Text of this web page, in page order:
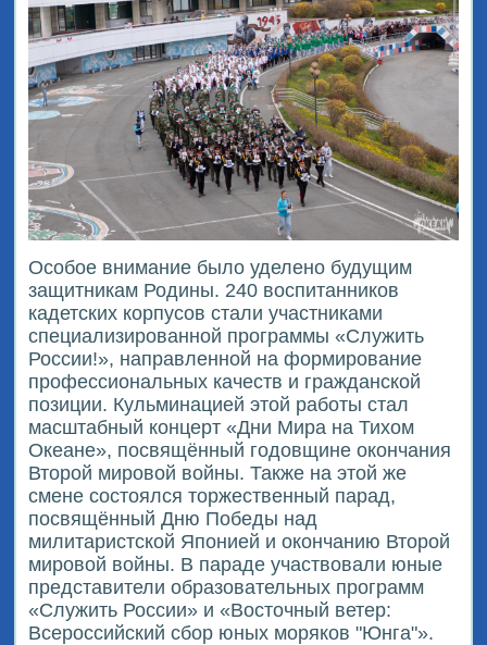
Особое внимание было уделено будущим
защитникам Родины. 240 воспитанников
кадетских корпусов стали участниками
специализированной программы «Служить
России!», направленной на формирование
профессиональных качеств и гражданской
позиции. Кульминацией этой работы стал
масштабный концерт «Дни Мира на Тихом
Океане», посвящённый годовщине окончания
Второй мировой войны. Также на этой же
смене состоялся торжественный парад,
посвящённый Дню Победы над
милитаристской Японией и окончанию Второй
мировой войны. В параде участвовали юные
представители образовательных программ
«Служить России» и «Восточный ветер:
Всероссийский сбор юных моряков "Юнга"».